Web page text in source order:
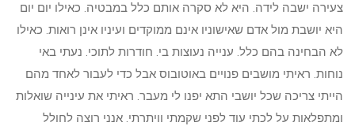
צעירה ישבה לידה. היא לא סקרה אותם כלל במבטיה. כאילו יום יום
היא יושבת מול אדם שאישוניו אינם ממוקדים ועיניו אינן רואות. כאילו
לא הבחינה בהם כלל. ענייה נעוצות בי. חודרות לתוכי. נעתי באי
נוחות. ראיתי מושבים פנויים באוטובוס אבל כדי לעבור לאחד מהם
הייתי צריכה שכל יושבי התא יפנו לי מעבר. ראיתי את עינייה שואלות
ומתפלאות על לכתי עוד לפני שקמתי וויתרתי. אנני רוצה לחולל